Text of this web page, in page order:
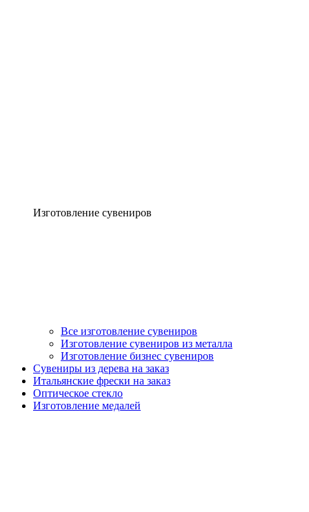
Изготовление сувениров
Все изготовление сувениров
Изготовление сувениров из металла
Изготовление бизнес сувениров
Сувениры из дерева на заказ
Итальянские фрески на заказ
Оптическое стекло
Изготовление медалей